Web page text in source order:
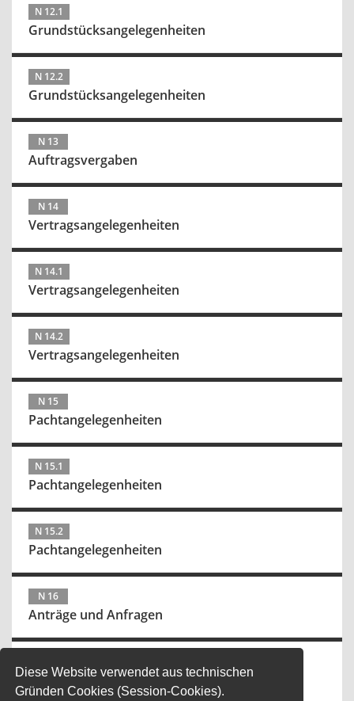
Diese Website verwendet aus technischen
Gründen Cookies (Session-Cookies).
N 12.1
Grundstücksangelegenheiten
N 12.2
Grundstücksangelegenheiten
N 13
Auftragsvergaben
N 14
Vertragsangelegenheiten
N 14.1
Vertragsangelegenheiten
N 14.2
Vertragsangelegenheiten
N 15
Pachtangelegenheiten
N 15.1
Pachtangelegenheiten
N 15.2
Pachtangelegenheiten
N 16
Anträge und Anfragen
Informationen